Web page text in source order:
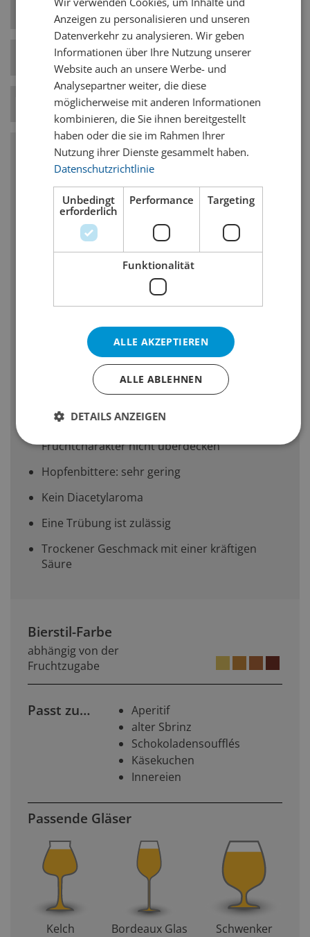
Hefe-Art Spontangärung
Bierstil-Kategorie Sauerbiere
Temperatur 10° C
Charakteristika
Als Basisgetränk fungiert Lambic
Der Charakter der durch Säurebakterien
(keine wilden Hefen) beeinflussten Vergärung
ist erkennbar. Sie unterstützen den
säuerlichen Charakter und verbessern die
fruchtige Ausgewogenheit
Die Früchte werden in Lambic getränkt; der
enthaltene Fruchtzucker verursacht eine
zweite Gärung
Ein intensives Fruchtaroma sollte vorhanden
Fruchtcharakter nicht überdecken
Hopfenbittere: sehr gering
Kein Diacetylaroma
Eine Trübung ist zulässig
Trockener Geschmack mit einer kräftigen
Säure
Bierstil-Farbe
abhängig von der
Fruchtzugabe
Passt zu…
Aperitif
alter Sbrinz
Schokoladensoufflés
Käsekuchen
Innereien
Passende Gläser
Kelch Bordeaux Glas Schwenker
FRENCH
Anzeigen zu personalisieren und unseren
Datenverkehr zu analysieren. Wir geben
Informationen über Ihre Nutzung unserer
Website auch an unsere Werbe- und
Analysepartner weiter, die diese
möglicherweise mit anderen Informationen
kombinieren, die Sie ihnen bereitgestellt
haben oder die sie im Rahmen Ihrer
Nutzung ihrer Dienste gesammelt haben.
Datenschutzrichtlinie
Unbedingt
erforderlich
Performance Targeting
Funktionalität
ALLE AKZEPTIEREN
ALLE ABLEHNEN
DETAILS ANZEIGEN